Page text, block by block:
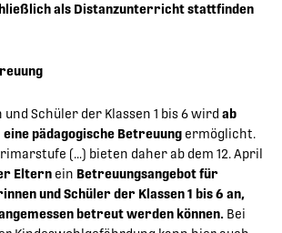
als Distanzunterricht stattfinden
Schüler der Klassen 1 bis 6 wird ab
eine pädagogische Betreuungermöglicht.
(…) bieten daher ab dem 12. April
Elternein Betreuungsangebot für
und Schüler der Klassen 1 bis 6 an,
betreut werden können.Bei